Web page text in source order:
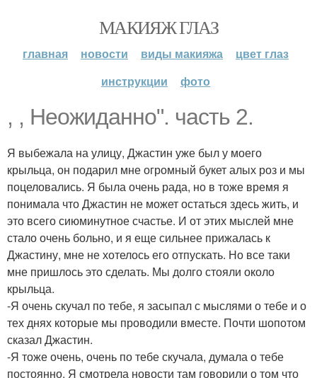
МАКИЯЖ ГЛАЗ
главная новости виды макияжа
цвет глаз
инструкции
фото
, , Неожиданно". часть 2.
Я выбежала на улицу, Джастин уже был у моего
крыльца, он подарил мне огромный букет алых роз и мы
поцеловались. Я была очень рада, но в тоже время я
понимала что Джастин не может остаться здесь жить, и
это всего сиюминутное счастье. И от этих мыслей мне
стало очень больно, и я еще сильнее прижалась к
Джастину, мне не хотелось его отпускать. Но все таки
мне пришлось это сделать. Мы долго стояли около
крыльца.
-Я очень скучал по тебе, я засыпал с мыслями о тебе и о
тех днях которые мы проводили вместе. Почти шопотом
сказал Джастин.
-Я тоже очень, очень по тебе скучала, думала о тебе
постоянно. Я смотрела новости там говорили о том что